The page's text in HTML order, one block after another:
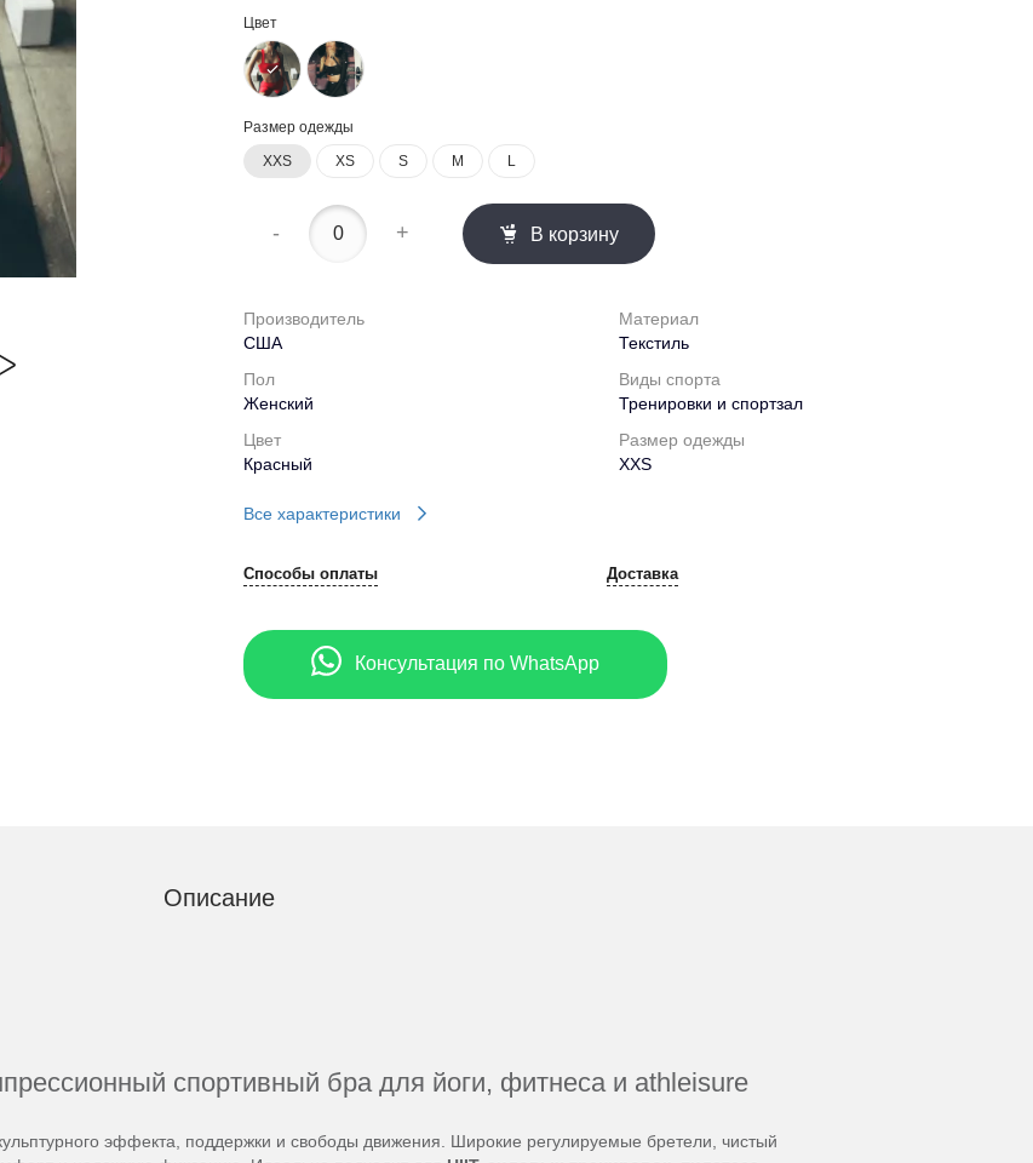
Цвет
Размер одежды
XXS
XS S M L
- + В корзину
Производитель
США
Материал
Текстиль
Пол
Женский
Виды спорта
Тренировки и спортзал
Цвет
Красный
Размер одежды
XXS
Все характеристики
Способы оплаты Доставка
Консультация по WhatsApp
Описание
спортивный бра для йоги, фитнеса и athleisure
эффекта, поддержки и свободы движения. Широкие регулируемые бретели, чистый